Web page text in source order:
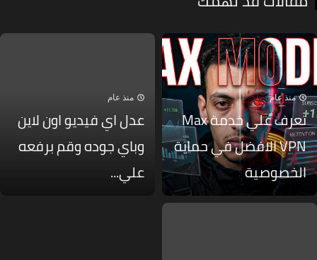
منذ عام
تعرف علي خدمة Max
VPN الافضل في حماية
منذ عام
عدل اي فيديو اون لاين
وباي جوده وقم برفعه
علي...